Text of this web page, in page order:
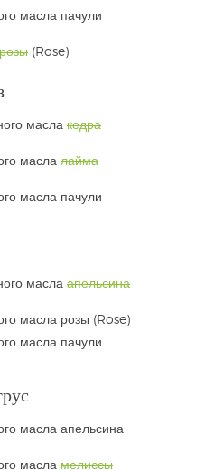
масла пачули
розы (Rose)
масла кедра
масла лайма
масла пачули
масла апельсина
масла розы (Rose)
масла пачули
масла апельсина
масла мелиссы